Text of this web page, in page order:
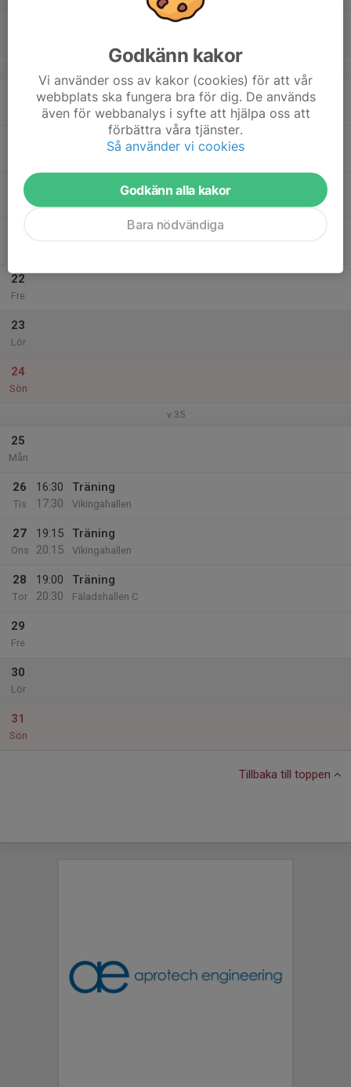
Träning
20
Ons
22
Fre
23
Lör
24
Sön
v.35
25
Mån
26
Tis
16:30
17:30
Träning
Vikingahallen
27
Ons
19:15
20:15
Träning
Vikingahallen
28
Tor
19:00
20:30
Träning
Fäladshallen C
29
Fre
30
Lör
31
Sön
Tillbaka till toppen
Godkänn kakor
Vi använder oss av kakor (cookies) för att vår
webbplats ska fungera bra för dig. De används
även för webbanalys i syfte att hjälpa oss att
förbättra våra tjänster.
Så använder vi cookies
Godkänn alla kakor
Bara nödvändiga